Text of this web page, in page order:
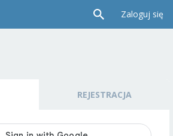
Zaloguj się
REJESTRACJA